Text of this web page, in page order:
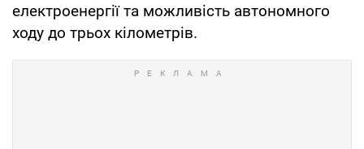
електроенергії та можливість автономного
ходу до трьох кілометрів.